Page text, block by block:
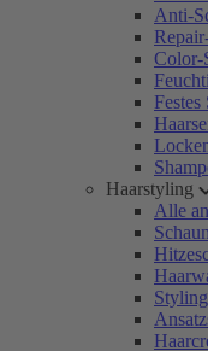
Anti-
Color-
Festes
Haarstyling
Alle